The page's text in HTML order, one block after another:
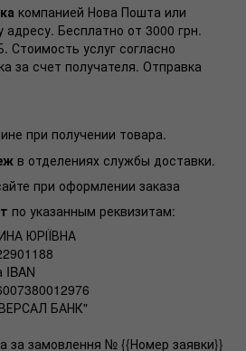
компанией Нова Пошта или
Бесплатно от 3000 грн.
Стоимость услуг согласно
за счет получателя. Отправка
при получении товара.
в отделениях службы доставки.
при оформлении заказа
по указанным реквизитам:
ЮРІЇВНА
IBAN
БАНК"
за замовлення № {{Номер заявки}}